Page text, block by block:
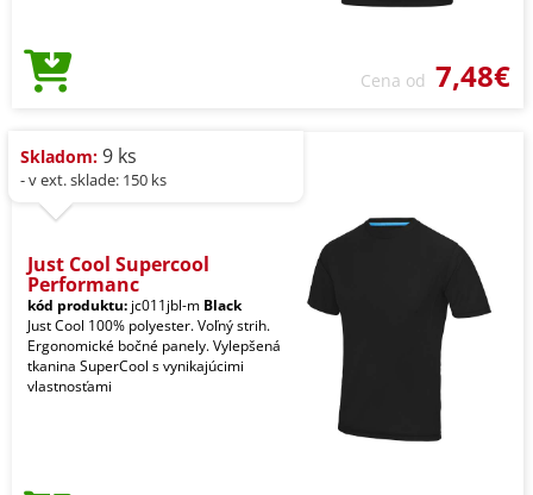
Cena od 7,48€
Skladom: 9 ks
- v ext. sklade: 150 ks
Just Cool Supercool
Performanc
kód produktu: jc011jbl-m Black
Just Cool 100% polyester. Voľný strih.
Ergonomické bočné panely. Vylepšená
tkanina SuperCool s vynikajúcimi
vlastnosťami